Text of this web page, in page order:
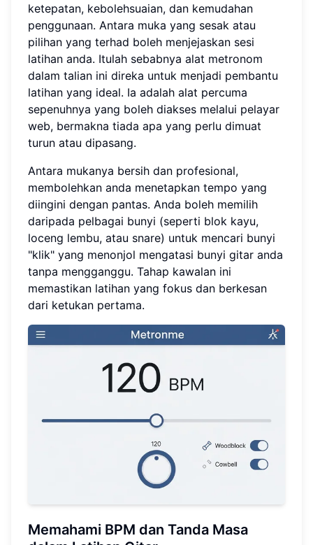
ketepatan, kebolehsuaian, dan kemudahan
penggunaan. Antara muka yang sesak atau
pilihan yang terhad boleh menjejaskan sesi
latihan anda. Itulah sebabnya alat metronom
dalam talian ini direka untuk menjadi pembantu
latihan yang ideal. Ia adalah alat percuma
sepenuhnya yang boleh diakses melalui pelayar
web, bermakna tiada apa yang perlu dimuat
turun atau dipasang.
Antara mukanya bersih dan profesional,
membolehkan anda menetapkan tempo yang
diingini dengan pantas. Anda boleh memilih
daripada pelbagai bunyi (seperti blok kayu,
loceng lembu, atau snare) untuk mencari bunyi
"klik" yang menonjol mengatasi bunyi gitar anda
tanpa mengganggu. Tahap kawalan ini
memastikan latihan yang fokus dan berkesan
dari ketukan pertama.
Memahami BPM dan Tanda Masa